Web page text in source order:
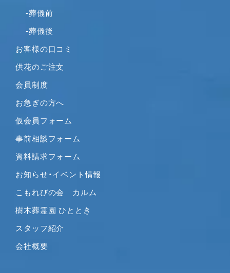
-葬儀前
-葬儀後
お客様の口コミ
供花のご注文
会員制度
お急ぎの方へ
仮会員フォーム
事前相談フォーム
資料請求フォーム
お知らせ・イベント情報
こもれびの会 カルム
樹木葬霊園 ひととき
スタッフ紹介
会社概要